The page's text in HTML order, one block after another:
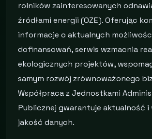
rolników zainteresowanych
źródłami energii (OZE). Oferując
informacje o aktualnych
dofinansowań, serwis wzmacnia
ekologicznych projektów,
samym rozwój zrównoważonego
Współpraca z Jednostkami
Publicznej gwarantuje aktualność i
jakość danych.